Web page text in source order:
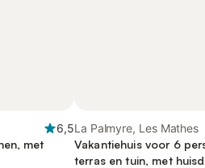
6,5
met
La Palmyre, Les Mathes
Vakantiehuis voor 6
terras en tuin, met